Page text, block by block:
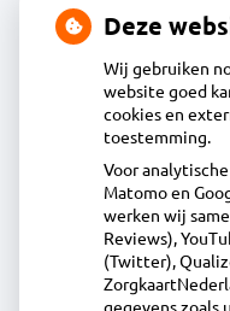
Apotheek Daalmeer
J.Naberstraat 43,
072-5613434
Inschrijven
Deze
Wij gebruiken
website goed
cookies en
toestemming.
Voor
Matomo en
werken wij
Reviews),
(Twitter),
gegevens zoals